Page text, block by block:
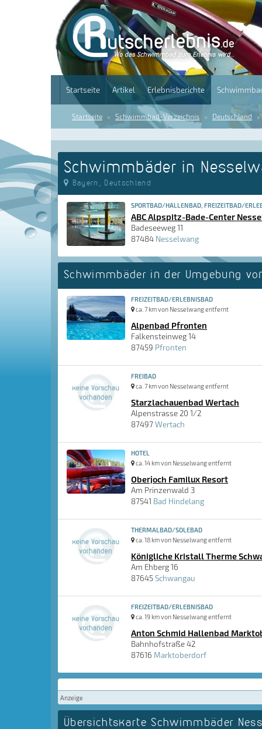
Startseite Artikel Erlebnisberichte
Startseite Schwimmbad-Verzeichnis Deutschland
Schwimmbäder in
Bayern, Deutschland
SPORTBAD/HALLENBAD, FREIZEITBAD/
ABC Alpspitz-Bade-Center
Badeseeweg 11
87484 Nesselwang
Schwimmbäder in der Umgebung
FREIZEITBAD/ERLEBNISBAD
ca. 7 km von Nesselwang entfernt
Alpenbad Pfronten
Falkensteinweg 14
87459 Pfronten
FREIBAD
ca. 7 km von Nesselwang entfernt
Starzlachauenbad Wertach
Alpenstrasse 20 1/2
87497Wertach
HOTEL
ca. 14 km von Nesselwang entfernt
Oberjoch Familux Resort
Am Prinzenwald 3
87541 Bad Hindelang
THERMALBAD/SOLEBAD
ca. 18 km von Nesselwang entfernt
Königliche Kristall Therme
Am Ehberg 16
87645Schwangau
FREIZEITBAD/ERLEBNISBAD
ca. 19 km von Nesselwang entfernt
Anton Schmid Hallenbad
Bahnhofstraße 42
87616 Marktoberdorf
Anzeige
Übersichtskarte Schwimmbäder